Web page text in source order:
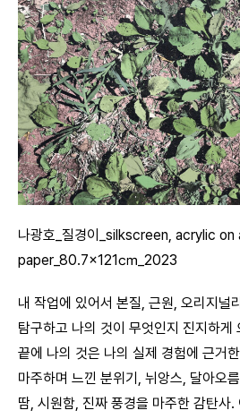
나광호_질경이_silkscreen, acrylic
paper_80.7×121㎝_2023
내 작업에 있어서 본질, 근원, 오리지널
탐구하고 나의 것이 무엇인지 진지하게
끝에 나의 것은 나의 실제 경험에 근거
마주하며 느낀 분위기, 뉘앙스, 달아오
땀, 시원함, 진짜 풍경을 마주한 감탄사.